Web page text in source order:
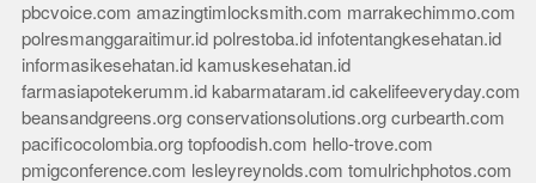
pbcvoice.com amazingtimlocksmith.com marrakechimmo.com
polresmanggaraitimur.id polrestoba.id infotentangkesehatan.id
informasikesehatan.id kamuskesehatan.id
farmasiapotekerumm.id kabarmataram.id cakelifeeveryday.com
beansandgreens.org conservationsolutions.org curbearth.com
pacificocolombia.org topfoodish.com hello-trove.com
pmigconference.com lesleyreynolds.com tomulrichphotos.com